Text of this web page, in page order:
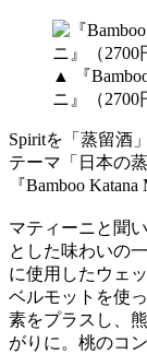
▲ 『
ニ』（2700
Spiritを「蒸留酒
テーマ「日本の
『Bamboo
マティーニと聞
とした味わいの
に使用したウェ
ベルモットを使
素をプラスし、
がりに。桃のコ